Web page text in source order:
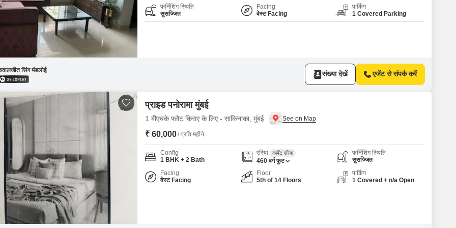
फर्निशिंग स्थिति
सुसज्जित
Facing
वेस्ट Facing
पार्किंग
1 Covered Parking
सिंग मंडलोई संख्या देखें एजेंट से संपर्क करें
प्राइड पनोरामा मुंबई
1 बीएचके फ्लैट किराए के लिए - साकिनाका, मुंबई
₹ 60,000/ प्रति महीने
Config
1 BHK + 2 Bath
एरिया कार्पेट एरिया
460 वर्ग फुट
फर्निशिंग स्थिति
सुसज्जित
Facing
वेस्ट Facing
Floor
5th of 14 Floors
पार्किंग
1 Covered + n/a Open